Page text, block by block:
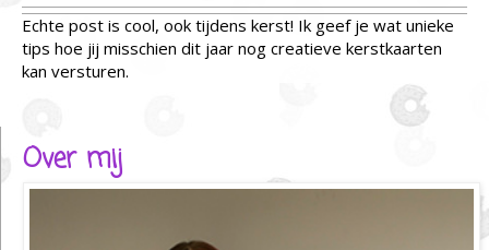
Echte post is cool, ook tijdens kerst! Ik geef je wat unieke
tips hoe jij misschien dit jaar nog creatieve kerstkaarten
kan versturen.
Over mij